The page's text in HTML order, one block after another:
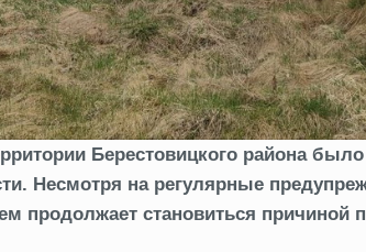
Берестовицкого района было
Несмотря на регулярные
продолжает становиться причиной